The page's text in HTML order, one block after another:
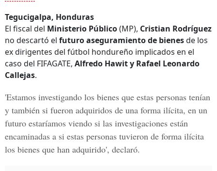
Tegucigalpa, Honduras
El fiscal del Ministerio Público(MP), Cristian Rodríguez
no descartó el futuro aseguramiento de bienesde los
ex dirigentes del fútbol hondureño implicados en el
caso del FIFAGATE, Alfredo Hawit y Rafael Leonardo
Callejas.
'Estamos investigando los bienes que estas personas tenían
y también si fueron adquiridos de una forma ilícita, en un
futuro estaríamos viendo si las investigaciones están
encaminadas a si estas personas tuvieron de forma ilícita
los bienes que han adquirido', declaró.